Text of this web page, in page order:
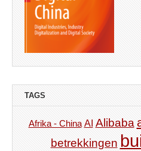
TAGS
Afrika - China AI Alibaba
betrekkingen